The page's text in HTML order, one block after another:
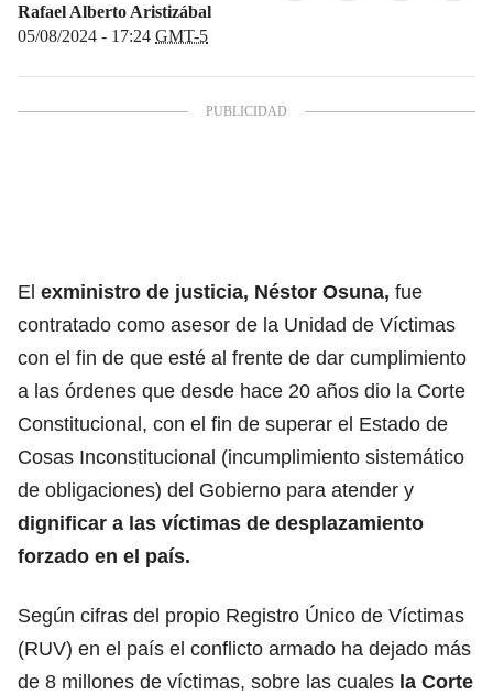
Rafael Alberto Aristizábal
05/08/2024 - 17:24 GMT-5
El exministro de justicia, Néstor Osuna, fue
contratado como asesor de la Unidad de Víctimas
con el fin de que esté al frente de dar cumplimiento
a las órdenes que desde hace 20 años dio la Corte
Constitucional, con el fin de superar el Estado de
Cosas Inconstitucional (incumplimiento sistemático
de obligaciones) del Gobierno para atender y
dignificar a las víctimas de desplazamiento
forzado en el país.
Según cifras del propio Registro Único de Víctimas
(RUV) en el país el conflicto armado ha dejado más
de 8 millones de víctimas, sobre las cuales la Corte